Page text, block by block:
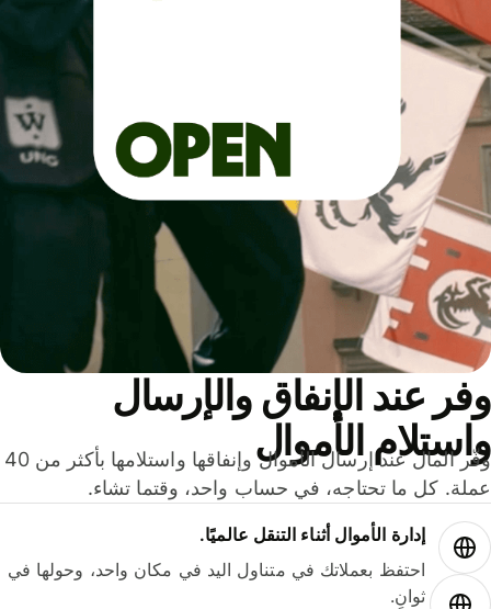
عند الإنفاق والإرسال
الأموال
وفّر المال عند إرسال الأموال وإنفاقها واستلامها بأكثر من 40
كل ما تحتاجه، في حساب واحد، وقتما تشاء.
إدارة الأموال أثناء التنقل عالميًا.
احتفظ بعملاتك في متناول اليد في مكان واحد، وحولها في
ثوانٍ.